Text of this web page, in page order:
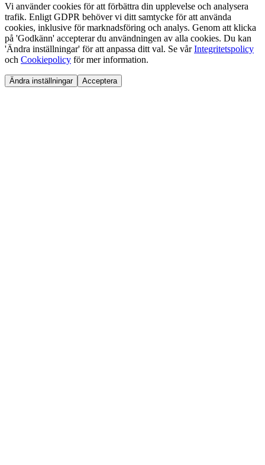
Vi använder cookies för att förbättra din upplevelse och analysera
trafik. Enligt GDPR behöver vi ditt samtycke för att använda
cookies, inklusive för marknadsföring och analys. Genom att klicka
på 'Godkänn' accepterar du användningen av alla cookies. Du kan
'Ändra inställningar' för att anpassa ditt val. Se vårIntegritetspolicy
och Cookiepolicy för mer information.
Ändra inställningar Acceptera